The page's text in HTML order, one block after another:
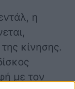
η
κίνησης.
με τον